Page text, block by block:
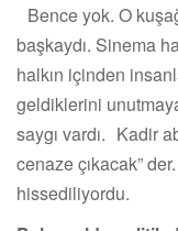
Bence yok. O
başkaydı. Sinema
halkın içinden
geldiklerini
saygı vardı. Kadir
cenaze çıkacak”
hissediliyordu.